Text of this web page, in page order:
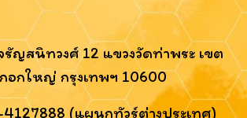
รัญสนิทวงศ์ 12 แขวงวัดท่าพระ เขต
อกใหญ่ กรุงเทพฯ 10600
(แผนกทัวร์ต่างประเทศ)